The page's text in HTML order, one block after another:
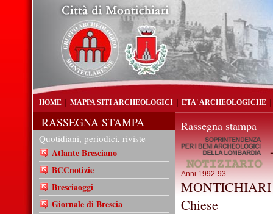
HOME MAPPA SITI ARCHEOLOGICI ETA' ARCHEOLOGICHE
RASSEGNA STAMPA
Quotidiani, periodici, riviste
Atlante Bresciano
BCCnotizie
Bresciaoggi
Giornale di Brescia
Rassegna stampa
-
Anni 1992-93
MONTICHIARI
Chiese